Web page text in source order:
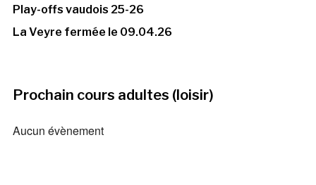
Play-offs vaudois 25-26
La Veyre fermée le 09.04.26
Prochain cours adultes (loisir)
Aucun évènement